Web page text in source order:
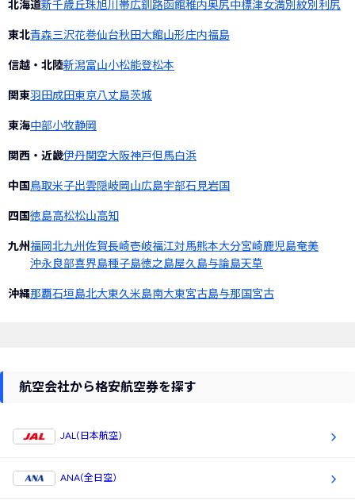
北海道新千歳丘珠旭川 帯広釧路函館稚内奥尻中標津女満別紋別利尻
東北青森三沢花巻仙台秋田大館山形庄内福島
信越・北陸新潟富山小松能登松本
関東羽田成田東京八丈島茨城
東海中部小牧静岡
関西・近畿伊丹関空大阪神戸但馬白浜
中国鳥取米子出雲隠岐岡山広島宇部石見岩国
四国徳島高松松山高知
九州福岡北九州佐賀長崎壱岐福江対馬熊本大分宮崎鹿児島奄美
沖永良部喜界島種子島徳之島屋久島与論島天草
沖縄那覇石垣島北大東久米島南大東宮古島与那国宮古
航空会社から格安航空券を探す
JAL(日本航空)
ANA(全日空)